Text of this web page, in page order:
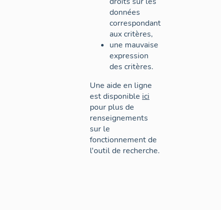
données
correspondant
aux critères,
une mauvaise
expression
des critères.
Une aide en ligne
est disponible ici
pour plus de
renseignements
sur le
fonctionnement de
l'outil de recherche.